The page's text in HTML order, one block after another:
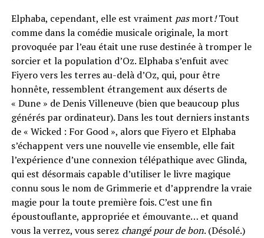
Elphaba, cependant, elle est vraiment pasmort!Tout
comme dans la comédie musicale originale, la mort
provoquée par l’eau était une ruse destinée à tromper le
sorcier et la population d’Oz. Elphaba s’enfuit avec
Fiyero vers les terres au-delà d’Oz, qui, pour être
honnête, ressemblent étrangement aux déserts de
« Dune » de Denis Villeneuve (bien que beaucoup plus
générés par ordinateur). Dans les tout derniers instants
de « Wicked : For Good », alors que Fiyero et Elphaba
s’échappent vers une nouvelle vie ensemble, elle fait
l’expérience d’une connexion télépathique avec Glinda,
qui est désormais capable d’utiliser le livre magique
connu sous le nom de Grimmerie et d’apprendre la vraie
magie pour la toute première fois. C’est une fin
époustouflante, appropriée et émouvante… et quand
vous la verrez, vous serez changé pour de bon. (Désolé.)